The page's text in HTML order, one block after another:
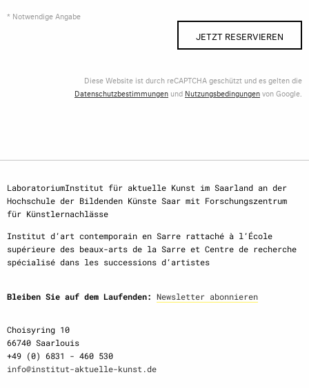
* Notwendige Angabe
JETZT RESERVIEREN
Diese Website ist durch reCAPTCHA geschützt und es gelten die
Datenschutzbestimmungen und Nutzungsbedingungenvon Google.
LaboratoriumInstitut für aktuelle Kunst im Saarland an der
Hochschule der Bildenden Künste Saar mit Forschungszentrum
für Künstlernachlässe
Institut d‘art contemporain en Sarre rattaché à l‘École
supérieure des beaux-arts de la Sarre et Centre de recherche
spécialisé dans les successions d‘artistes
Bleiben Sie auf dem Laufenden: Newsletter abonnieren
Choisyring 10
66740 Saarlouis
+49 (0) 6831 - 460 530
info@institut-aktuelle-kunst.de